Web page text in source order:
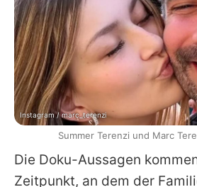
Die Doku-Aussagen
Zeitpunkt, an dem der
Instagram / marc_terenzi
Summer Terenzi und Marc